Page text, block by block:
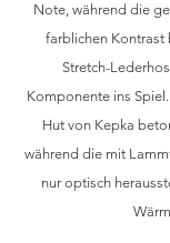
Note, während die
farblichen
Stretch-
Komponente ins
Hut von Kepka
während die mit
nur optisch